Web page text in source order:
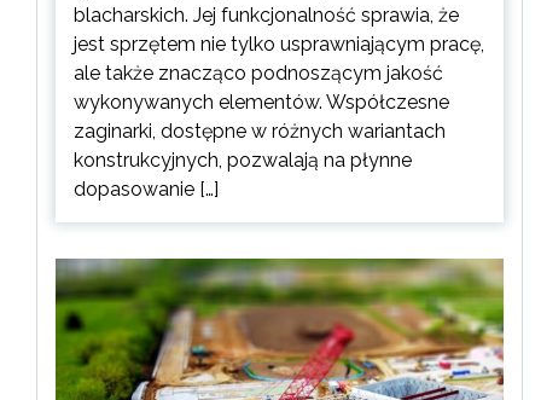
blacharskich. Jej funkcjonalność sprawia, że
jest sprzętem nie tylko usprawniającym pracę,
ale także znacząco podnoszącym jakość
wykonywanych elementów. Współczesne
zaginarki, dostępne w różnych wariantach
konstrukcyjnych, pozwalają na płynne
dopasowanie […]